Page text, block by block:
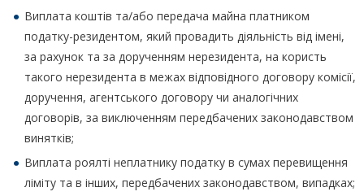
Виплата коштів та/або передача майна платником
податку-резидентом, який провадить діяльність від імені,
за рахунок та за дорученням нерезидента, на користь
такого нерезидента в межах відповідного договору комісії,
доручення, агентського договору чи аналогічних
договорів, за виключенням передбачених законодавством
винятків;
Виплата роялті неплатнику податку в сумах перевищення
ліміту та в інших, передбачених законодавством, випадках;